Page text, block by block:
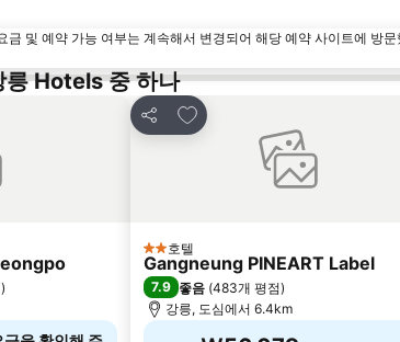
금 및 예약 가능 여부는 계속해서 변경되어 해당 예약 사이트에 방
릉 Hotels 중 하나
)
공유
즐겨찾기에 추가
2 성급
호텔
Gangneung PINEART Label
7.9 좋음 (483개 평점)
강릉, 도심에서 6.4km